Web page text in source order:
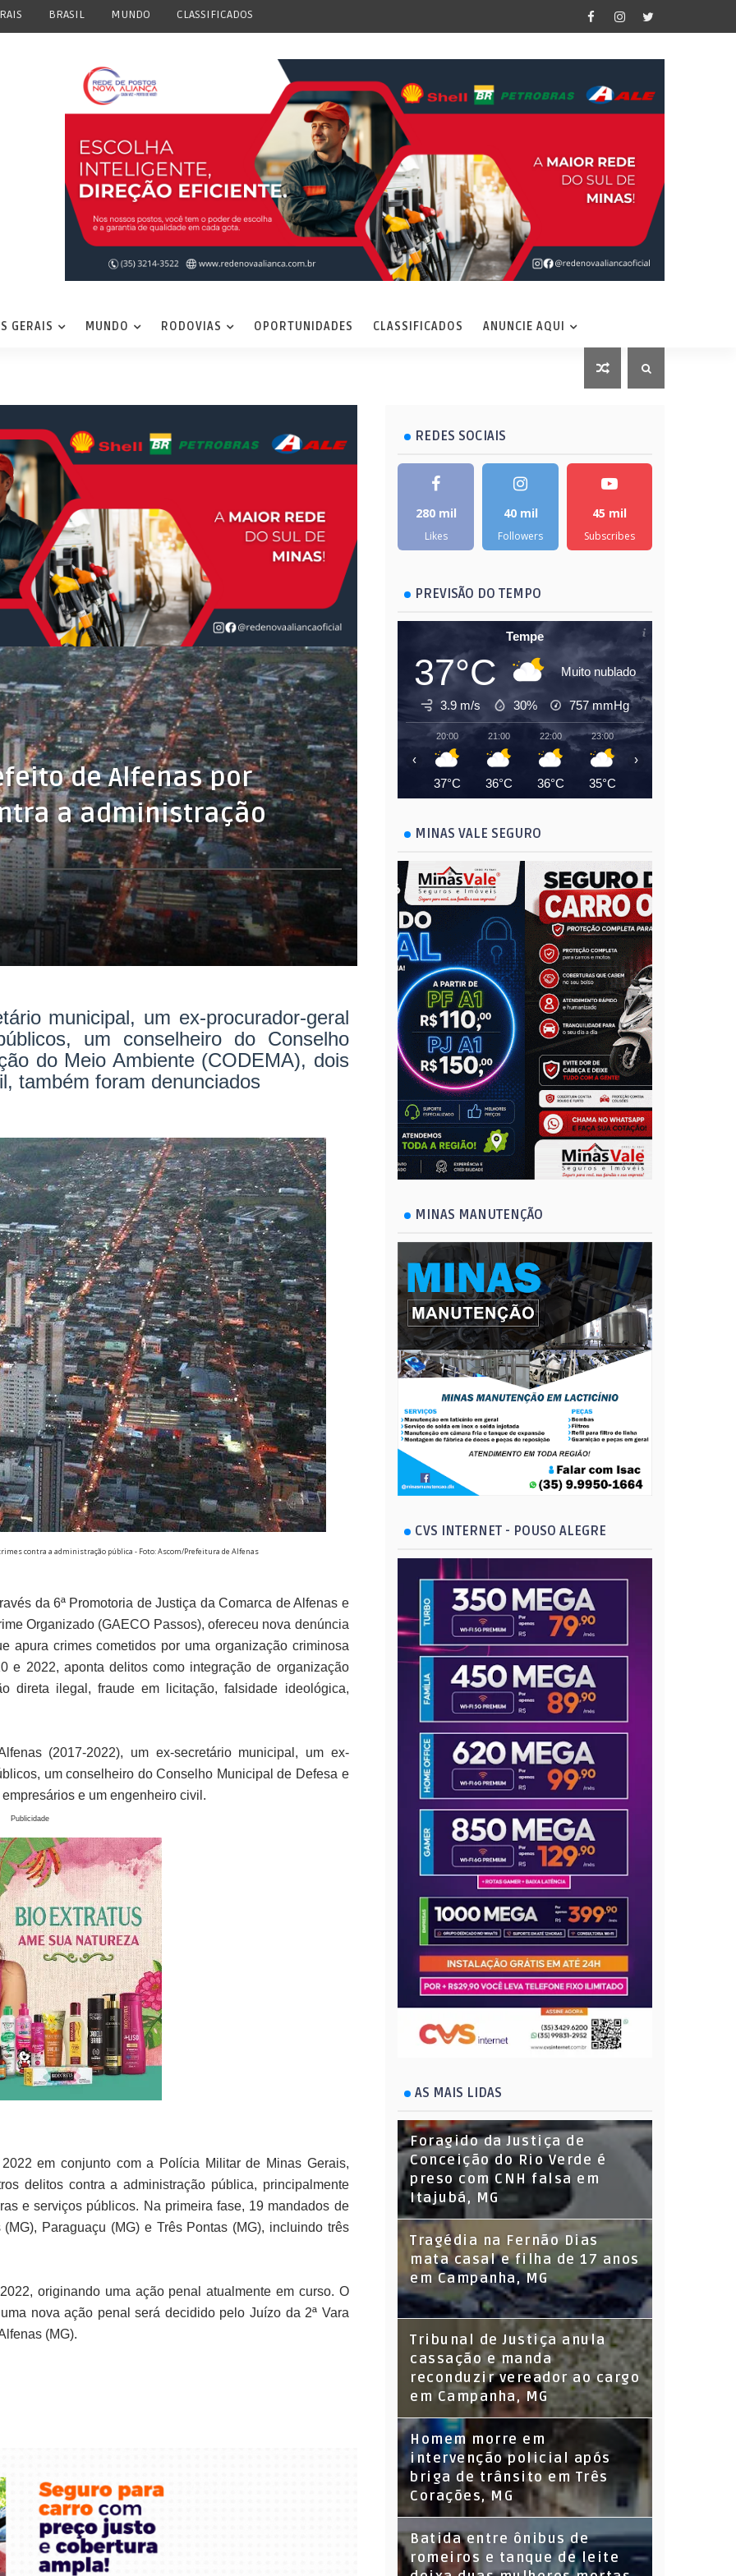
BRASIL MUNDO CLASSIFICADOS
GERAIS MUNDO RODOVIAS OPORTUNIDADES CLASSIFICADOS ANUNCIE AQUI
de Alfenas por
a administração
municipal, um ex-procurador-geral
um conselheiro do Conselho
do Meio Ambiente (CODEMA), dois
também foram denunciados
contra a administração pública - Foto: Ascom/Prefeitura de Alfenas
da 6ª Promotoria de Justiça da Comarca de Alfenas e
Organizado (GAECO Passos), ofereceu nova denúncia
apura crimes cometidos por uma organização criminosa
e 2022, aponta delitos como integração de organização
direta ilegal, fraude em licitação, falsidade ideológica,
(2017-2022), um ex-secretário municipal, um ex-
um conselheiro do Conselho Municipal de Defesa e
e um engenheiro civil.
Publicidade
em conjunto com a Polícia Militar de Minas Gerais,
delitos contra a administração pública, principalmente
e serviços públicos. Na primeira fase, 19 mandados de
Paraguaçu (MG) e Três Pontas (MG), incluindo três
originando uma ação penal atualmente em curso. O
nova ação penal será decidido pelo Juízo da 2ª Vara
(MG).
REDES SOCIAIS
280 mil
Likes
40 mil
Followers
45 mil
Subscribes
PREVISÃO DO TEMPO
Tempe
37°C Muito nublado
3.9 m/s 30% 757mmHg
20:00
37°C
21:00
36°C
22:00
36°C
23:00
35°C
00:00
‹ ›
MINAS VALE SEGURO
MINAS MANUTENÇÃO
CVS INTERNET - POUSO ALEGRE
AS MAIS LIDAS
Foragido da Justiça de
Conceição do Rio Verde é
preso com CNH falsa em
Itajubá, MG
Tragédia na Fernão Dias
mata casal e filha de 17 anos
em Campanha, MG
Tribunal de Justiça anula
cassação e manda
reconduzir vereador ao cargo
em Campanha, MG
Homem morre em
intervenção policial após
briga de trânsito em Três
Corações, MG
Batida entre ônibus de
romeiros e tanque de leite